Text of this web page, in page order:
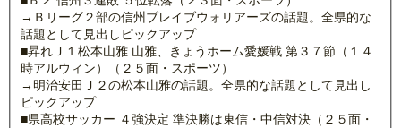
→Ｂリーグ２部の信州ブレイブウォリアーズの話題。全県的な
話題として見出しピックアップ
■昇れＪ１松本山雅 山雅、きょうホーム愛媛戦 第３７節（１４
時アルウィン）（２５面・スポーツ）
→明治安田Ｊ２の松本山雅の話題。全県的な話題として見出し
ピックアップ
■県高校サッカー ４強決定 準決勝は東信・中信対決（２５面・